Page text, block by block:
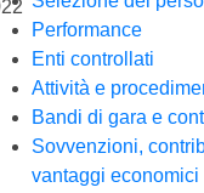
Performance
Enti controllati
Attività e
Bandi di gara e
Sovvenzioni,
vantaggi economici